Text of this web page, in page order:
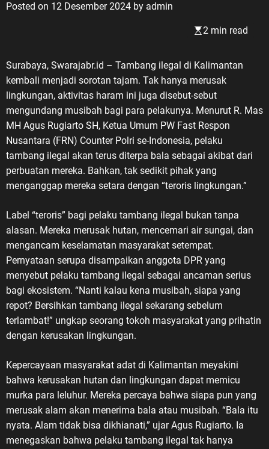
Posted on 12 Desember 2024 by admin
2 min read
Surabaya, Swarajabr.id – Tambang ilegal di Kalimantan
kembali menjadi sorotan tajam. Tak hanya merusak
lingkungan, aktivitas haram ini juga disebut-sebut
mengundang musibah bagi para pelakunya. Menurut R. Mas
MH Agus Rugiarto SH, Ketua Umum PW Fast Respon
Nusantara (FRN) Counter Polri se-Indonesia, pelaku
tambang ilegal akan terus diterpa bala sebagai akibat dari
perbuatan mereka. Bahkan, tak sedikit pihak yang
menganggap mereka setara dengan “teroris lingkungan.”
Label “teroris” bagi pelaku tambang ilegal bukan tanpa
alasan. Mereka merusak hutan, mencemari air sungai, dan
mengancam keselamatan masyarakat setempat.
Pernyataan serupa disampaikan anggota DPR yang
menyebut pelaku tambang ilegal sebagai ancaman serius
bagi ekosistem. “Nanti kalau kena musibah, siapa yang
repot? Bersihkan tambang ilegal sekarang sebelum
terlambat!” ungkap seorang tokoh masyarakat yang prihatin
dengan kerusakan lingkungan.
Kepercayaan masyarakat adat di Kalimantan meyakini
bahwa kerusakan hutan dan lingkungan dapat memicu
murka para leluhur. Mereka percaya bahwa siapa pun yang
merusak alam akan menerima bala atau musibah. “Bala itu
nyata. Alam tidak bisa dikhianati,” ujar Agus Rugiarto. Ia
menegaskan bahwa pelaku tambang ilegal tak hanya